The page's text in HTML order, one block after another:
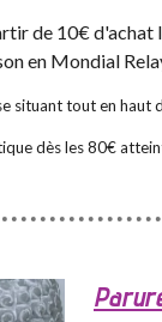
de 10€ d'achat
en Mondial
situant tout en haut
dès les 80€